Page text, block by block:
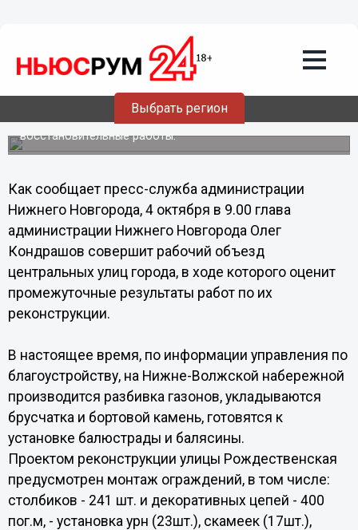
Выбрать регион
Ход реконструкции центральных улиц
Нижнего Новгорода оценит Олег
На Нижне-Волжской набережной и улице
Рождественская завершаются масштабные
восстановительные работы.
Как сообщает пресс-служба администрации
Нижнего Новгорода, 4 октября в 9.00 глава
администрации Нижнего Новгорода Олег
Кондрашов совершит рабочий объезд
центральных улиц города, в ходе которого оценит
промежуточные результаты работ по их
реконструкции.
В настоящее время, по информации управления по
благоустройству, на Нижне-Волжской набережной
производится разбивка газонов, укладываются
брусчатка и бортовой камень, готовятся к
установке балюстрады и балясины.
Проектом реконструкции улицы Рождественская
предусмотрен монтаж ограждений, в том числе:
столбиков - 241 шт. и декоративных цепей - 400
пог.м, - установка урн (23шт.), скамеек (17шт.),